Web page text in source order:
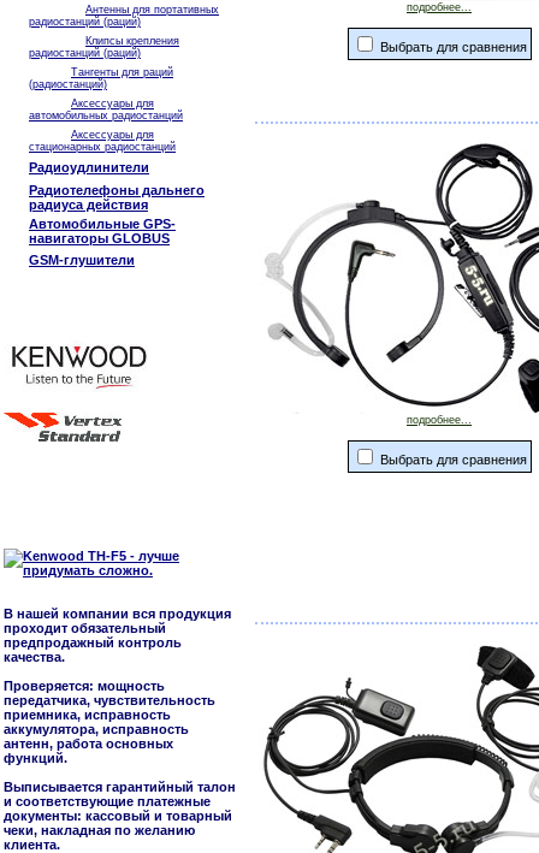
Антенны для портативных
радиостанций (раций)
Клипсы крепления
радиостанций (раций)
Тангенты для раций
(радиостанций)
Аксессуары для
автомобильных радиостанций
Аксессуары для
стационарных радиостанций
Радиоудлинители
Радиотелефоны дальнего
радиуса действия
Автомобильные GPS-
навигаторы GLOBUS
GSM-глушители
В нашей компании вся продукция
проходит обязательный
предпродажный контроль
качества.
Проверяется: мощность
передатчика, чувствительность
приемника, исправность
аккумулятора, исправность
антенн, работа основных
функций.
Выписывается гарантийный талон
и соответствующие платежные
документы: кассовый и товарный
чеки, накладная по желанию
клиента.
подробнее...
Выбрать для сравнения
подробнее...
Выбрать для сравнения